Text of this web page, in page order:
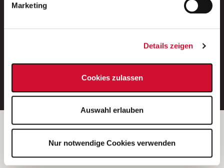
Marketing
Details zeigen
Cookies zulassen
Auswahl erlauben
Nur notwendige Cookies verwenden
E-Mail-Adresse eintragen
Betreiber der Webseite
Garitz Bewirtschaftungsbetriebe GmbH
Kantstraße 45a